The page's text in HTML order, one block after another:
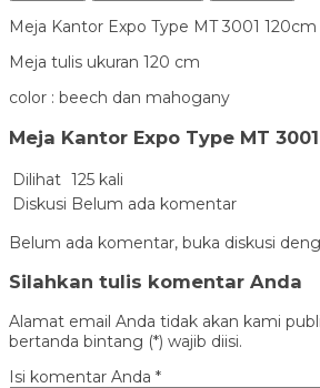
Meja Kantor Expo Type MT 3001 120cm
Meja tulis ukuran 120 cm
color : beech dan mahogany
Meja Kantor Expo Type MT
Dilihat 125 kali
Diskusi Belum ada komentar
Belum ada komentar, buka diskusi
Silahkan tulis komentar Anda
Alamat email Anda tidak akan kami
bertanda bintang (*) wajib diisi.
Isi komentar Anda *